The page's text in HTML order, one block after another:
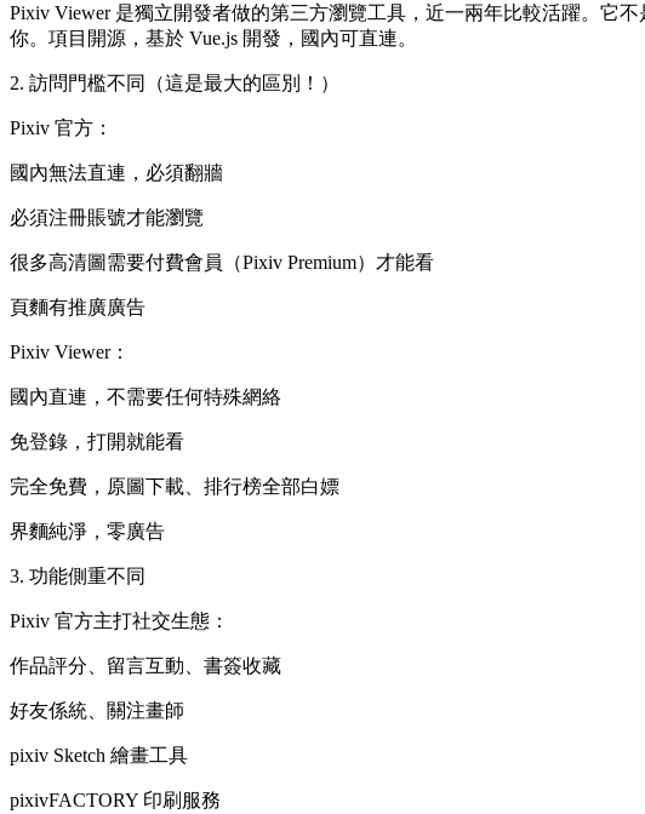
Pixiv Viewer 是獨立開發者做的第三方瀏覽工具，近一兩年比較活躍。它
你。項目開源，基於 Vue.js 開發，國內可直連。
2. 訪問門檻不同（這是最大的區別！）
Pixiv 官方：
國內無法直連，必須翻牆
必須注冊賬號才能瀏覽
很多高清圖需要付費會員（Pixiv Premium）才能看
頁麵有推廣廣告
Pixiv Viewer：
國內直連，不需要任何特殊網絡
免登錄，打開就能看
完全免費，原圖下載、排行榜全部白嫖
界麵純淨，零廣告
3. 功能側重不同
Pixiv 官方主打社交生態：
作品評分、留言互動、書簽收藏
好友係統、關注畫師
pixiv Sketch 繪畫工具
pixivFACTORY 印刷服務